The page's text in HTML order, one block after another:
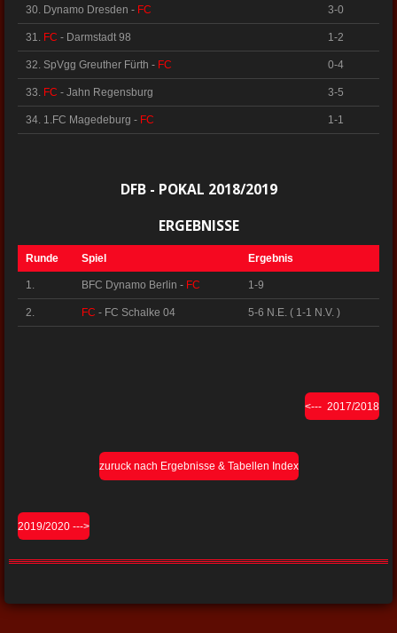
30. Dynamo Dresden - FC 3-0
31. FC - Darmstadt 98 1-2
32. SpVgg Greuther Fürth - FC 0-4
33. FC - Jahn Regensburg 3-5
34. 1.FC Magedeburg - FC 1-1
DFB - POKAL 2018/2019
ERGEBNISSE
Runde Spiel Ergebnis
1. BFC Dynamo Berlin - FC 1-9
2. FC - FC Schalke 04 5-6 N.E. ( 1-1 N.V. )
<--- 2017/2018
zuruck nach Ergebnisse & Tabellen Index
2019/2020 --->